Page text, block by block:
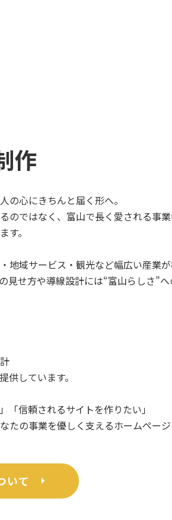
作
の心にきちんと届く形へ。
のではなく、富山で長く愛される事
す。
地域サービス・観光など幅広い産業
見せ方や導線設計には“富山らしさ”
供しています。
「信頼されるサイトを作りたい」
たの事業を優しく支えるホームペー
いて